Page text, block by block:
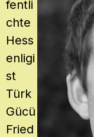
fentli
chte
Hess
enligi
st
Türk
Gücü
Fried